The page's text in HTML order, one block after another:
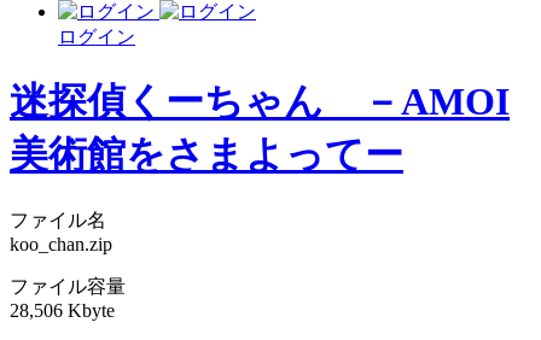
ログイン
迷探偵くーちゃん －AMOI
美術館をさまよってー
ファイル名
koo_chan.zip
ファイル容量
28,506 Kbyte